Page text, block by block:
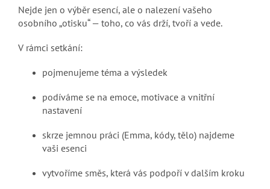
Nejde jen o výběr esencí, ale o nalezení vašeho
osobního „otisku“ — toho, co vás drží, tvoří a vede.
V rámci setkání:
pojmenujeme téma a výsledek
podíváme se na emoce, motivace a vnitřní
nastavení
skrze jemnou práci (Emma, kódy, tělo) najdeme
vaši esenci
vytvoříme směs, která vás podpoří v dalším kroku